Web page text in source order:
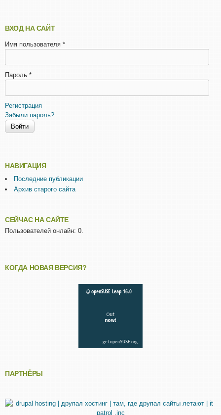
ВХОД НА САЙТ
Имя пользователя *
Пароль *
Регистрация
Забыли пароль?
НАВИГАЦИЯ
Последние публикации
Архив старого сайта
СЕЙЧАС НА САЙТЕ
Пользователей онлайн: 0.
КОГДА НОВАЯ ВЕРСИЯ?
ПАРТНЁРЫ